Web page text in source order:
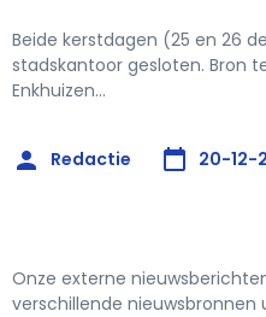
Beide kerstdagen (25 en 26
stadskantoor gesloten. Bron
Enkhuizen...
Redactie 20-12-
Onze externe
verschillende nieuwsbronnen